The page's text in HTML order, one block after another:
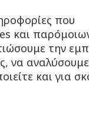
Μαγνήτης
Κωδικός
MAS-45/1
που
και
την
να
και για